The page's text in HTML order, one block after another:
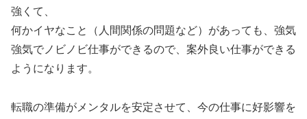
強くて、
何かイヤなこと（人間関係の問題など）があっても、強気
強気でノビノビ仕事ができるので、案外良い仕事ができる
ようになります。
転職の準備がメンタルを安定させて、今の仕事に好影響を